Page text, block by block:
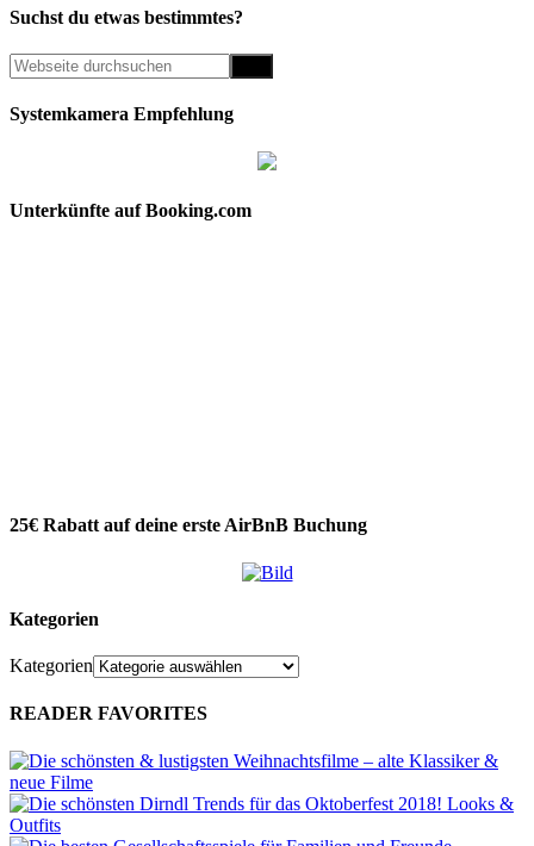
Suchst du etwas bestimmtes?
Systemkamera Empfehlung
Unterkünfte auf Booking.com
25€ Rabatt auf deine erste AirBnB Buchung
Kategorien
Kategorien
READER FAVORITES